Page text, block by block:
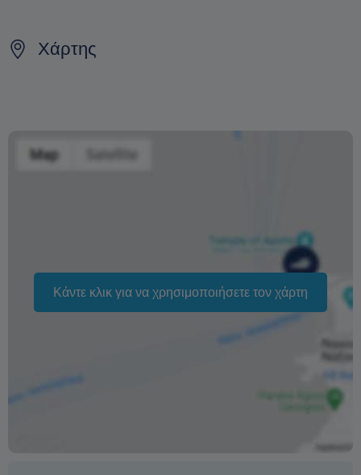
100% επιστροφή χρημάτων εάν η ακύρωση γίνει
λιγότερο από 3 ημέρες πριν την κρουαζιέρα
ενδέχεται επίσης να διαφέρουν ανάλογα με την περίοδο.
Η φράση «Δωρεάν ακύρωση» σημαίνει ότι δεν υπάρχει
επιπλέον χρέωση από εμάς για την επεξεργασία
επιστροφής ή ακύρωσης.
Χάρτης
Κάντε κλικ για να χρησιμοποιήσετε τον χάρτη